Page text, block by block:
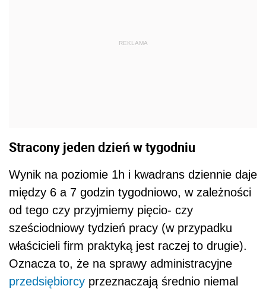
REKLAMA
Stracony jeden dzień w tygodniu
Wynik na poziomie 1h i kwadrans dziennie daje
między 6 a 7 godzin tygodniowo, w zależności
od tego czy przyjmiemy pięcio- czy
sześciodniowy tydzień pracy (w przypadku
właścicieli firm praktyką jest raczej to drugie).
Oznacza to, że na sprawy administracyjne
przedsiębiorcy przeznaczają średnio niemal